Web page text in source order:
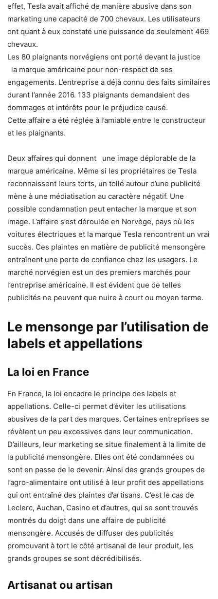
effet, Tesla avait affiché de manière abusive dans son
marketing une capacité de 700 chevaux. Les utilisateurs
ont quant à eux constaté une puissance de seulement 469
chevaux.
Les 80 plaignants norvégiens ont porté devant la justice
la marque américaine pour non-respect de ses
engagements. L’entreprise a déjà connu des faits similaires
durant l’année 2016. 133 plaignants demandaient des
dommages et intérêts pour le préjudice causé.
Cette affaire a été réglée à l’amiable entre le constructeur
et les plaignants.
Deux affaires qui donnent une image déplorable de la
marque américaine. Même si les propriétaires de Tesla
reconnaissent leurs torts, un tollé autour d’une publicité
mène à une médiatisation au caractère négatif. Une
possible condamnation peut entacher la marque et son
image. L’affaire s’est déroulée en Norvège, pays où les
voitures électriques et la marque Tesla rencontrent un vrai
succès. Ces plaintes en matière de publicité mensongère
entraînent une perte de confiance chez les usagers. Le
marché norvégien est un des premiers marchés pour
l’entreprise américaine. Il est évident que de telles
publicités ne peuvent que nuire à court ou moyen terme.
Le mensonge par l’utilisation de
labels et appellations
La loi en France
En France, la loi encadre le principe des labels et
appellations. Celle-ci permet d’éviter les utilisations
abusives de la part des marques. Certaines entreprises se
révèlent un peu excessives dans leur communication.
D’ailleurs, leur marketing se situe finalement à la limite de
la publicité mensongère. Elles ont été condamnées ou
sont en passe de le devenir. Ainsi des grands groupes de
l’agro-alimentaire ont utilisé à leur profit des appellations
qui ont entraîné des plaintes d’artisans. C’est le cas de
Leclerc, Auchan, Casino et d’autres, qui se sont trouvés
montrés du doigt dans une affaire de publicité
mensongère. Accusés de diffuser des publicités
promouvant à tort le côté artisanal de leur produit, les
grands groupes se sont décrédibilisés.
Artisanat ou artisan